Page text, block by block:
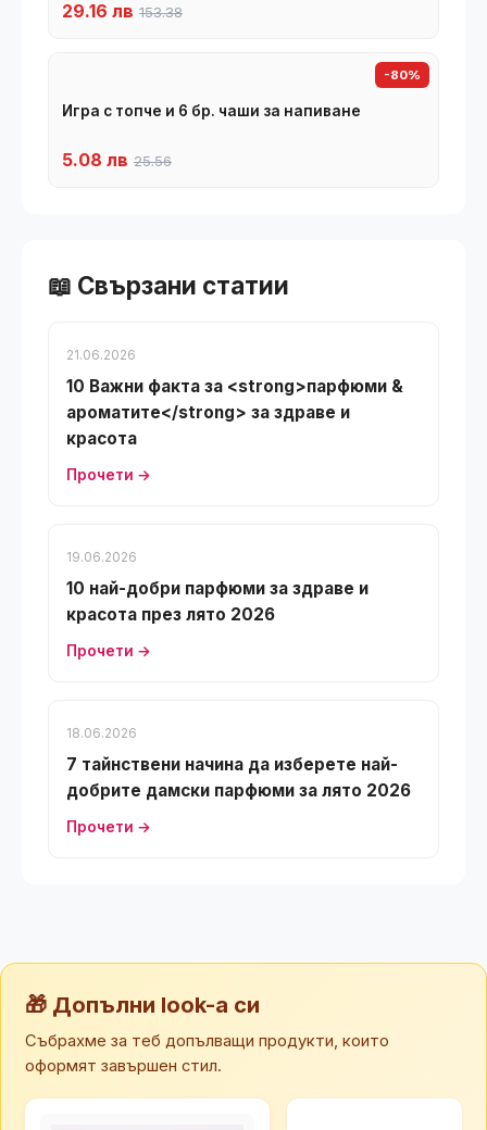
29.16 лв 153.38
-80%
Игра с топче и 6 бр. чаши за напиване
5.08 лв 25.56
📖 Свързани статии
21.06.2026
10 Важни факта за <strong>парфюми &
ароматите</strong> за здраве и
красота
Прочети →
19.06.2026
10 най-добри парфюми за здраве и
красота през лято 2026
Прочети →
18.06.2026
7 тайнствени начина да изберете най-
добрите дамски парфюми за лято 2026
Прочети →
🎁 Допълни look-а си
Събрахме за теб допълващи продукти, които
оформят завършен стил.